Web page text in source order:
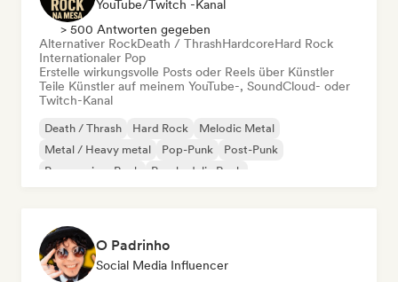
YouTube/Twitch -Kanal
> 500 Antworten gegeben
Alternativer RockDeath / ThrashHardcoreHard Rock
Internationaler Pop
Erstelle wirkungsvolle Posts oder Reels über Künstler
Teile Künstler auf meinem YouTube-, SoundCloud- oder
Twitch-Kanal
Death / Thrash Hard Rock
Melodic Metal
Metal / Heavy metal
Pop-Punk
Post-Punk
Progressiver Rock
Psychedelic Rock
O Padrinho
Social Media Influencer